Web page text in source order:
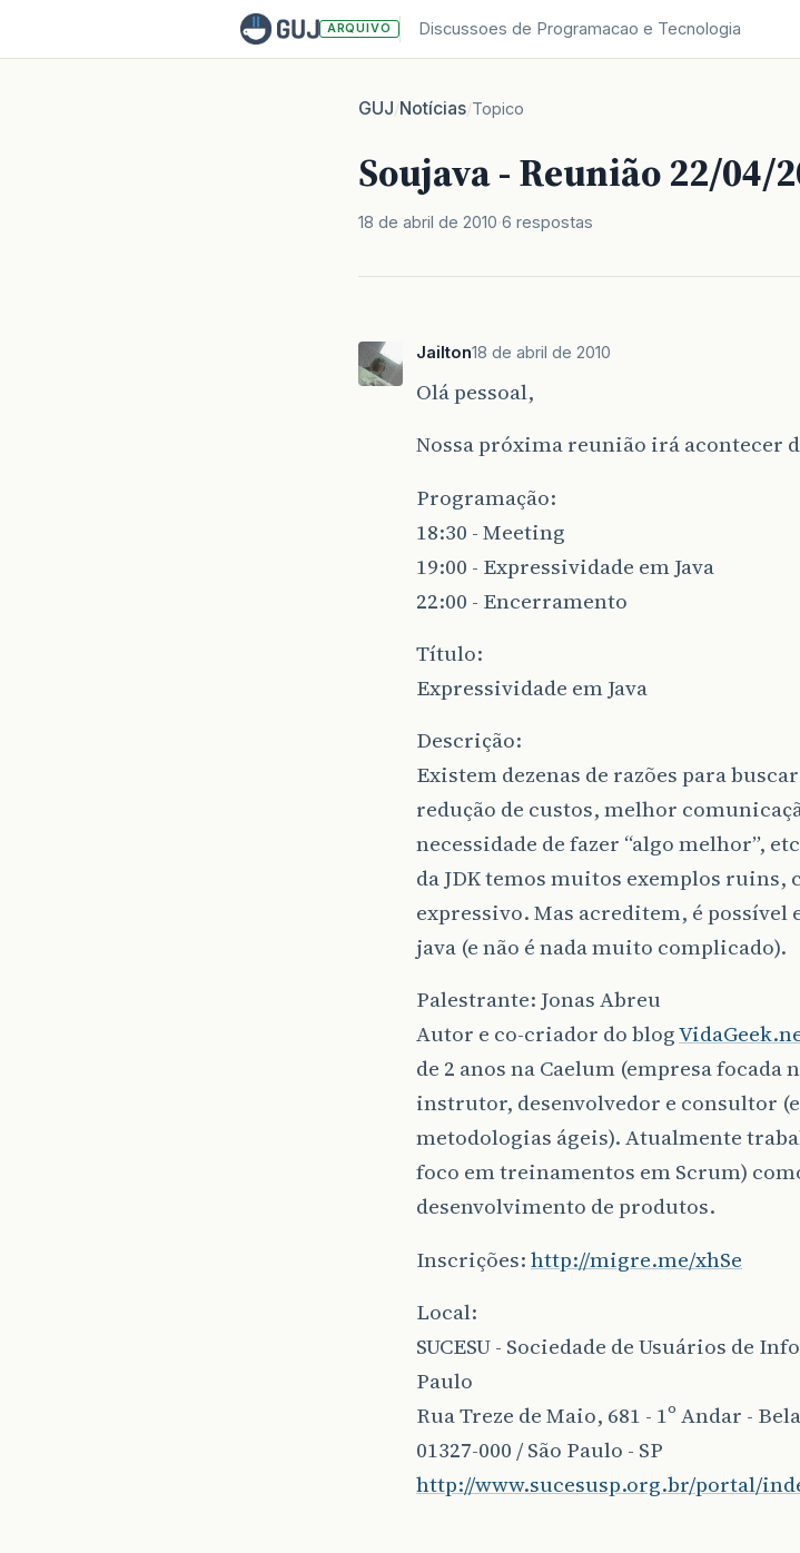
ARQUIVO Discussoes de Programacao e Tecnologia
GUJ/Notícias/Topico
Soujava - Reunião 22/04/
18 de abril de 2010 6 respostas
Jailton18 de abril de 2010
Olá pessoal,
Nossa próxima reunião irá acontecer
Programação:
18:30 - Meeting
19:00 - Expressividade em Java
22:00 - Encerramento
Título:
Expressividade em Java
Descrição:
Existem dezenas de razões para
redução de custos, melhor
necessidade de fazer “algo melhor”,
da JDK temos muitos exemplos
expressivo. Mas acreditem, é
java (e não é nada muito complicado).
Palestrante: Jonas Abreu
Autor e co-criador do blog
de 2 anos na Caelum (empresa focada
instrutor, desenvolvedor e consultor
metodologias ágeis). Atualmente
foco em treinamentos em Scrum)
desenvolvimento de produtos.
Inscrições:http://migre.me/xhSe
Local:
SUCESU - Sociedade de Usuários de
Paulo
Rua Treze de Maio, 681 - 1º Andar -
01327-000 / São Paulo - SP
http://www.sucesusp.org.br/portal/